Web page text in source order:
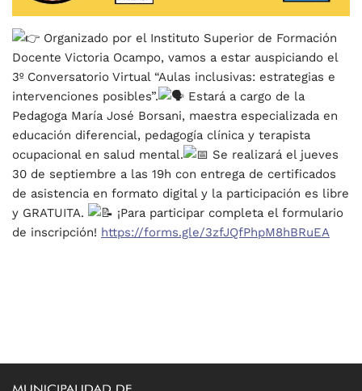
Organizado por el Instituto Superior de Formación
Docente Victoria Ocampo, vamos a estar auspiciando el
3º Conversatorio Virtual “Aulas inclusivas: estrategias e
intervenciones posibles”.
Estará a cargo de la
Pedagoga María José Borsani, maestra especializada en
educación diferencial, pedagogía clínica y terapista
ocupacional en salud mental.
Se realizará el jueves
30 de septiembre a las 19h con entrega de certificados
de asistencia en formato digital y la participación es libre
y GRATUITA.
¡Para participar completa el formulario
de inscripción! https://forms.gle/3zfJQfPhpM8hBRuEA